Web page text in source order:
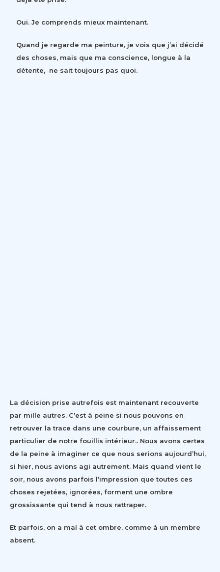
Oui. Je comprends mieux maintenant.
Quand je regarde ma peinture, je vois que j’ai décidé
des choses, mais que ma conscience, longue à la
détente, ne sait toujours pas quoi.
La décision prise autrefois est maintenant recouverte
par mille autres. C’est à peine si nous pouvons en
retrouver la trace dans une courbure, un affaissement
particulier de notre fouillis intérieur.. Nous avons certes
de la peine à imaginer ce que nous serions aujourd’hui,
si hier, nous avions agi autrement. Mais quand vient le
soir, nous avons parfois l’impression que toutes ces
choses rejetées, ignorées, forment une ombre
grossissante qui tend à nous rattraper.
Et parfois, on a mal à cet ombre, comme à un membre
absent.